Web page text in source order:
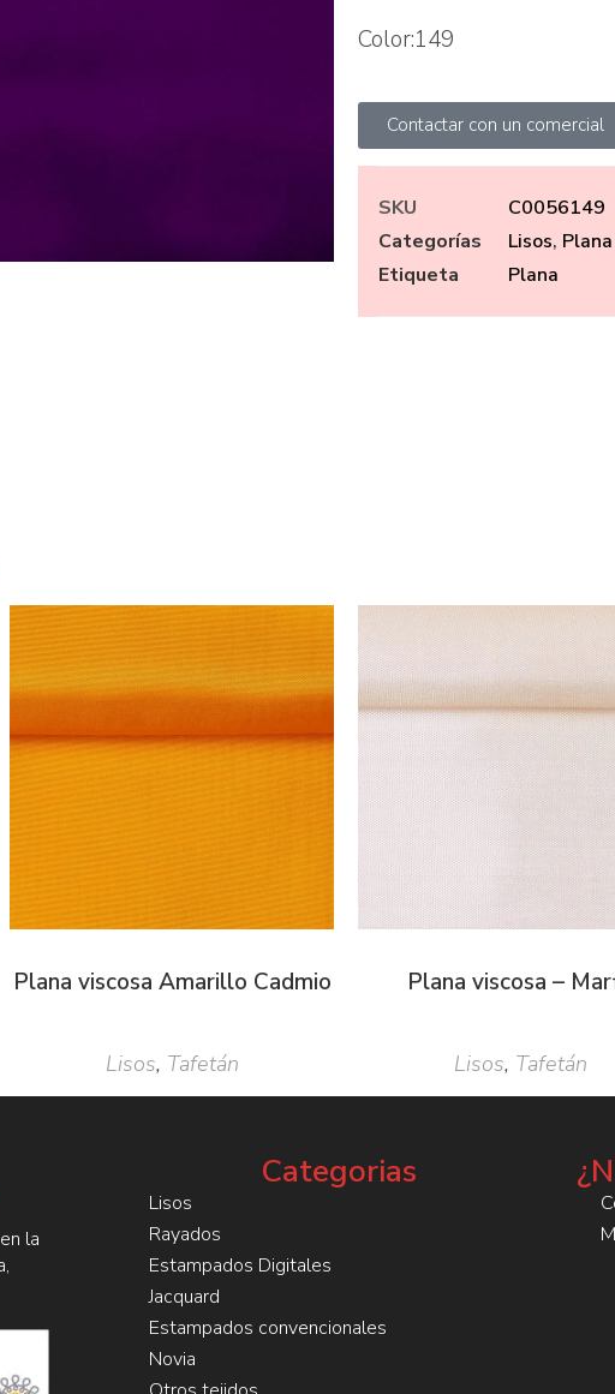
Color:149
Contactar con un comercial
SKU
C0056149
Categorías
Lisos, Plana
Etiqueta
Plana
Plana viscosa Amarillo Cadmio
Lisos, Tafetán
Plana viscosa –
Lisos, Tafetán
la
Categorias
Lisos
Rayados
Estampados Digitales
Jacquard
Estampados convencionales
Novia